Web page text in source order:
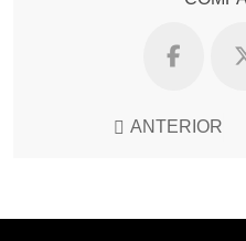
ANTERIOR